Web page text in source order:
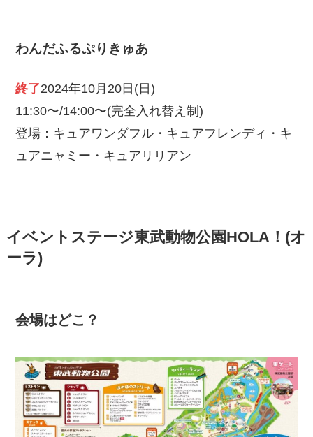
わんだふるぷりきゅあ
終了2024年10月20日(日)
11:30〜/14:00〜(完全入れ替え制)
登場：キュアワンダフル・キュアフレンディ・キ
ュアニャミー・キュアリリアン
イベントステージ東武動物公園HOLA！(オ
ーラ)
会場はどこ？